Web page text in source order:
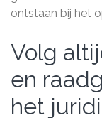
ontstaan bij het
Volg
en
het